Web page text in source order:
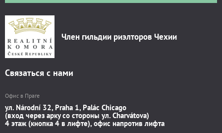
Член гильдии риэлторов Чехии
Связаться с нами
Офис в Праге
ул. Národní 32, Praha 1, Palác Chicago
(вход через арку со стороны ул. Charvátova)
4 этаж (кнопка 4 в лифте), офис напротив лифта